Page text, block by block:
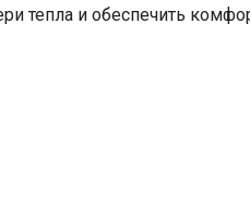
тепла и обеспечить